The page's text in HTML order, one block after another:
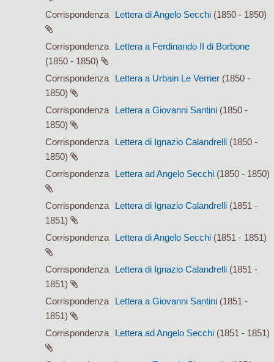
Corrispondenza Lettera di Angelo Secchi (1850 - 1850)
Corrispondenza
Lettera a Ferdinando II di Borbone
(1850 - 1850)
Corrispondenza
Lettera a Urbain Le Verrier (1850 -
1850)
Corrispondenza
Lettera a Giovanni Santini (1850 -
1850)
Corrispondenza
Lettera di Ignazio Calandrelli (1850 -
1850)
Corrispondenza
Lettera ad Angelo Secchi (1850 - 1850)
Corrispondenza Lettera di Ignazio Calandrelli (1851 -
1851)
Corrispondenza
Lettera di Angelo Secchi (1851 - 1851)
Corrispondenza Lettera di Ignazio Calandrelli (1851 -
1851)
Corrispondenza
Lettera a Giovanni Santini (1851 -
1851)
Corrispondenza
Lettera ad Angelo Secchi (1851 - 1851)